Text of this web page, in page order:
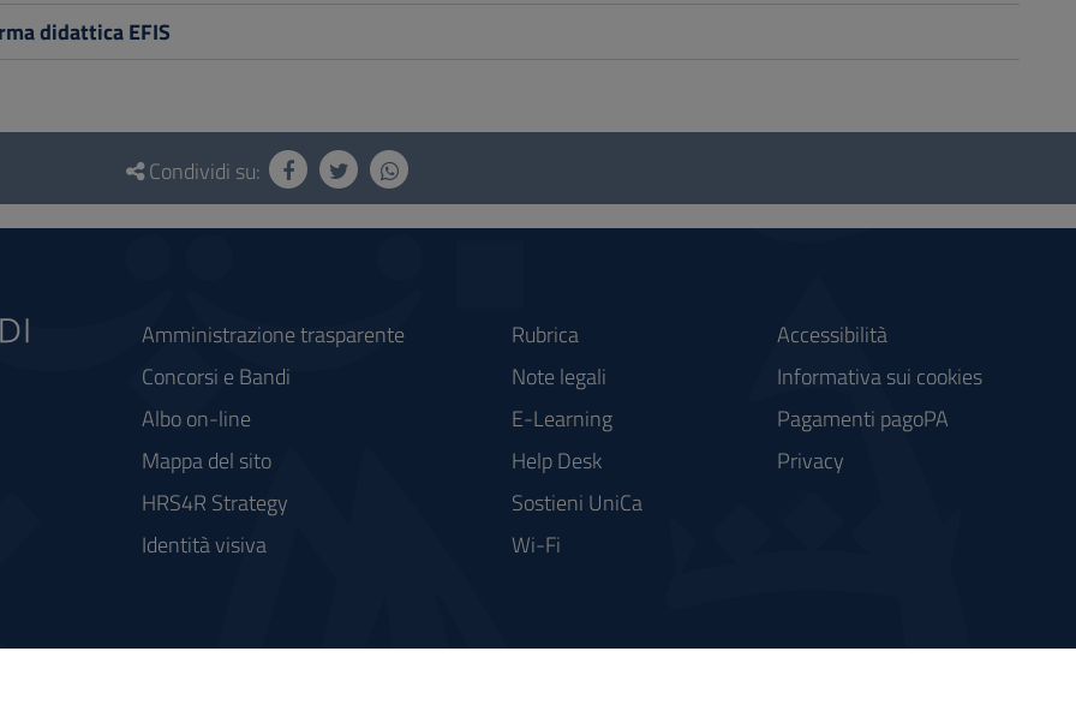
didattica EFIS
Condividi su:
Amministrazione trasparente
Concorsi e Bandi
Albo on-line
Mappa del sito
HRS4R Strategy
Identità visiva
Rubrica
Note legali
E-Learning
Help Desk
Sostieni UniCa
Wi-Fi
Accessibilità
Informativa sui cookies
Pagamenti pagoPA
Privacy